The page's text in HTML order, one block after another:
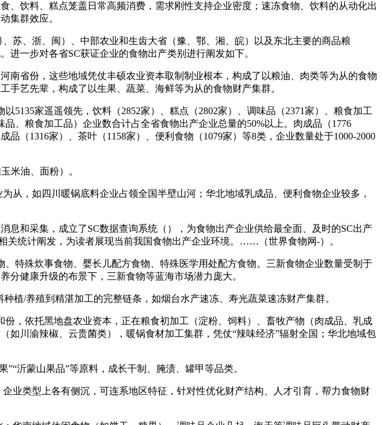
饮料、糕点笼盖日常高频消费，需求刚性支持企业密度；速冻食物、饮料的从动化出
集群效应。
、浙、闽）、中部农业和生齿大省（豫、鄂、湘、皖）以及东北主要的商品粮
进一步对各省SC获证企业的食物出产类别进行阐发如下。
省份，这些地域凭仗丰硕农业资本取制制业根本，构成了以粮油、肉类等为从的食物
艺先辈，构成了以生果、蔬菜、海鲜等为从的食物财产集群。
家遥遥领先，饮料（2852家）、糕点（2802家）、调味品（2371家）、粮食加工
、粮食加工品）企业数合计占全省食物出产企业总量的50%以上。肉成品（1776
（1316家）、茶叶（1158家）、便利食物（1079家）等8类，企业数量处于1000-2000
米油、面粉）。
，如四川暖锅底料企业占领全国半壁山河；华北地域乳成品、便利食物企业较多，
和采集，成立了SC数据查询系统（），为食物出产企业供给最全面、及时的SC出产
关统计阐发，为读者展现当前我国食物出产企业环境。……（世界食物网-）。
殊炊事食物、婴长儿配方食物、特殊医学用处配方食物。三新食物企业数量受制于
分健康升级的布景下，三新食物等蓝海市场潜力庞大。
/养殖到精湛加工的完整链条，如烟台水产速冻、寿光蔬菜速冻财产集群。
，依托黑地盘农业资本，正在粮食初加工（淀粉、饲料）、畜牧产物（肉成品、乳成
川渝辣椒、云贵菌类），暖锅食材加工集群，凭仗“辣味经济”辐射全国；华北地域包
沂蒙山果品”等原料，成长干制、腌渍、罐甲等品类。
类型上各有侧沉，可连系地区特征，针对性优化财产结构、人才引育，帮力食物财